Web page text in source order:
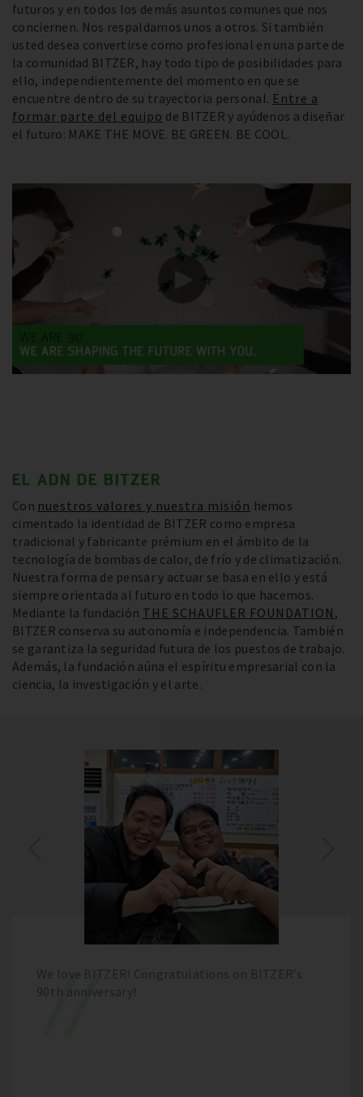
futuros y en todos los demás asuntos comunes que nos
conciernen. Nos respaldamos unos a otros. Si también
usted desea convertirse como profesional en una parte de
la comunidad BITZER, hay todo tipo de posibilidades para
ello, independientemente del momento en que se
encuentre dentro de su trayectoria personal. Entre a
formar parte del equipo de BITZER y ayúdenos a diseñar
el futuro: MAKE THE MOVE. BE GREEN. BE COOL.
EL ADN DE BITZER
Con nuestros valores y nuestra misión hemos
cimentado la identidad de BITZER como empresa
tradicional y fabricante prémium en el ámbito de la
tecnología de bombas de calor, de frío y de climatización.
Nuestra forma de pensar y actuar se basa en ello y está
siempre orientada al futuro en todo lo que hacemos.
Mediante la fundación THE SCHAUFLER FOUNDATION ,
BITZER conserva su autonomía e independencia. También
se garantiza la seguridad futura de los puestos de trabajo.
Además, la fundación aúna el espíritu empresarial con la
ciencia, la investigación y el arte.
We love BITZER! Congratulations on BITZER’s
90th anniversary!